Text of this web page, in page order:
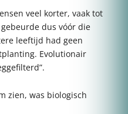
veel korter, vaak tot
dus vóór die
leeftijd had geen
Evolutionair
zien, was biologisch